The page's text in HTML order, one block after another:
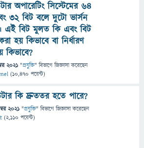
অপারেটিং সিস্টেমের ৬৪
৩২ বিট বলে দুটো ভার্সন
এই বিট মুলত কি এবং বিট
হয় কিভাবে বা নির্ধারণ
কিভাবে?
2021 "প্রযুক্তি" বিভাগে জিজ্ঞাসাকরেছেন
(10,470 পয়েন্ট)
কি দ্রুততর হতে পারে?
2021 "প্রযুক্তি" বিভাগে জিজ্ঞাসাকরেছেন
(2,110 পয়েন্ট)